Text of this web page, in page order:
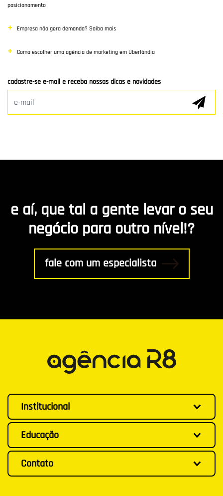
Marketing Digital
Desenvolvimento de app
R8 Indica
Gestão
posicionamento
Empresa não gera demanda? Saiba mais
Como escolher uma agência de marketing em Uberlândia
cadastre-se e-mail e receba nossas dicas e novidades
e aí, que tal a gente levar o seu
negócio para outro nível!?
fale com um especialista
Institucional
Educação
Contato